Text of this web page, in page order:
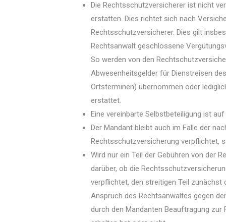
Die Rechtsschutzversicherer ist nicht
erstatten. Dies richtet sich nach
Rechtsschutzversicherer. Dies gilt
Rechtsanwalt geschlossene
So werden von den
Abwesenheitsgelder für Dienstreisen
Ortsterminen) übernommen oder
erstattet.
Eine vereinbarte Selbstbeteiligung ist
Der Mandant bleibt auch im Falle der
Rechtsschutzversicherung verpflichtet,
Wird nur ein Teil der Gebühren von der
darüber, ob die
verpflichtet, den streitigen Teil zunächst
Anspruch des Rechtsanwaltes gegen
durch den Mandanten Beauftragung zur